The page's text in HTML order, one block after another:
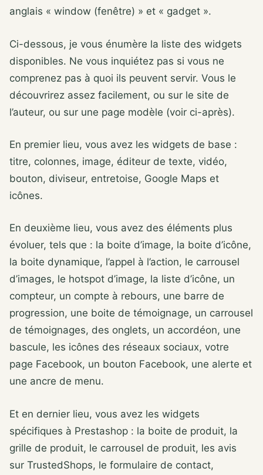
anglais « window (fenêtre) » et « gadget ».
Ci-dessous, je vous énumère la liste des widgets
disponibles. Ne vous inquiétez pas si vous ne
comprenez pas à quoi ils peuvent servir. Vous le
découvrirez assez facilement, ou sur le site de
l’auteur, ou sur une page modèle (voir ci-après).
En premier lieu, vous avez les widgets de base :
titre, colonnes, image, éditeur de texte, vidéo,
bouton, diviseur, entretoise, Google Maps et
icônes.
En deuxième lieu, vous avez des éléments plus
évoluer, tels que : la boite d’image, la boite d’icône,
la boite dynamique, l’appel à l’action, le carrousel
d’images, le hotspot d’image, la liste d’icône, un
compteur, un compte à rebours, une barre de
progression, une boite de témoignage, un carrousel
de témoignages, des onglets, un accordéon, une
bascule, les icônes des réseaux sociaux, votre
page Facebook, un bouton Facebook, une alerte et
une ancre de menu.
Et en dernier lieu, vous avez les widgets
spécifiques à Prestashop : la boite de produit, la
grille de produit, le carrousel de produit, les avis
sur TrustedShops, le formulaire de contact,